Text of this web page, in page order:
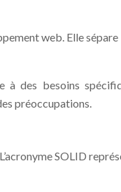
web. Elle
des besoins
préoccupations.
SOLID